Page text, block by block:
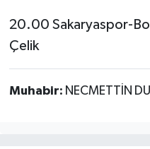
20.00 Sakaryaspor-
Çelik
Muhabir: NECMETTİN